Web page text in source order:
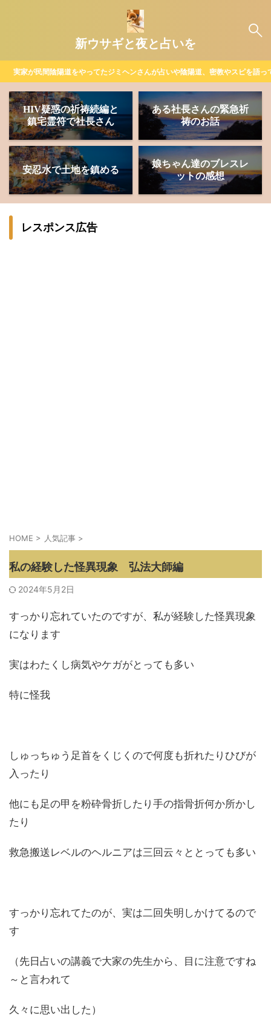
新ウサギと夜と占いを
実家が民間陰陽道をやってたジミヘンさんが占いや陰陽道、密教やスピを語
HIV疑惑の祈祷続編と
鎮宅霊符で社長さん
ある社長さんの緊急祈
祷のお話
安忍水で土地を鎮める
娘ちゃん達のブレスレ
ットの感想
レスポンス広告
HOME > 人気記事 >
私の経験した怪異現象 弘法大師編
2024年5月2日
すっかり忘れていたのですが、私が経験した怪異現象
になります
実はわたくし病気やケガがとっても多い
特に怪我
しゅっちゅう足首をくじくので何度も折れたりひびが
入ったり
他にも足の甲を粉砕骨折したり手の指骨折何か所かし
たり
救急搬送レベルのヘルニアは三回云々ととっても多い
すっかり忘れてたのが、実は二回失明しかけてるので
す
（先日占いの講義で大家の先生から、目に注意ですね
～と言われて
久々に思い出した）